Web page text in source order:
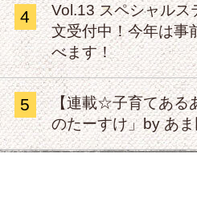
4
Vol.13 スペシャルス
文受付中！今年は事
べます！
5
【連載☆子育てある
のたーすけ」by あ